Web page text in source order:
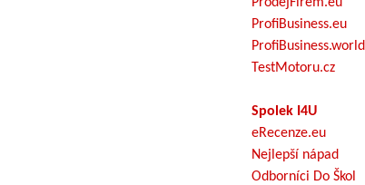
ProfiBusiness.eu
ProfiBusiness.world
TestMotoru.cz
Spolek I4U
eRecenze.eu
Nejlepší nápad
Odborníci Do Škol